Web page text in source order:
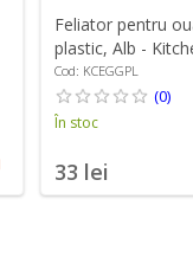
Feliator pentru
plastic, Alb -
Cod: KCEGGPL
(0)
În stoc
33 lei